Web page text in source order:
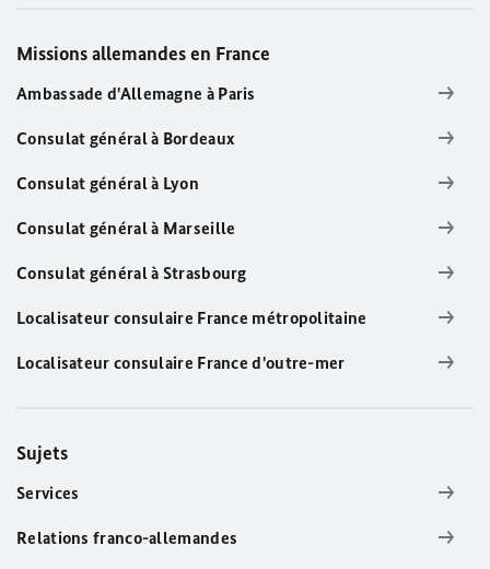
Missions allemandes en France
Ambassade d'Allemagne à Paris
Consulat général à Bordeaux
Consulat général à Lyon
Consulat général à Marseille
Consulat général à Strasbourg
Localisateur consulaire France métropolitaine
Localisateur consulaire France d'outre-mer
Sujets
Services
Relations franco-allemandes